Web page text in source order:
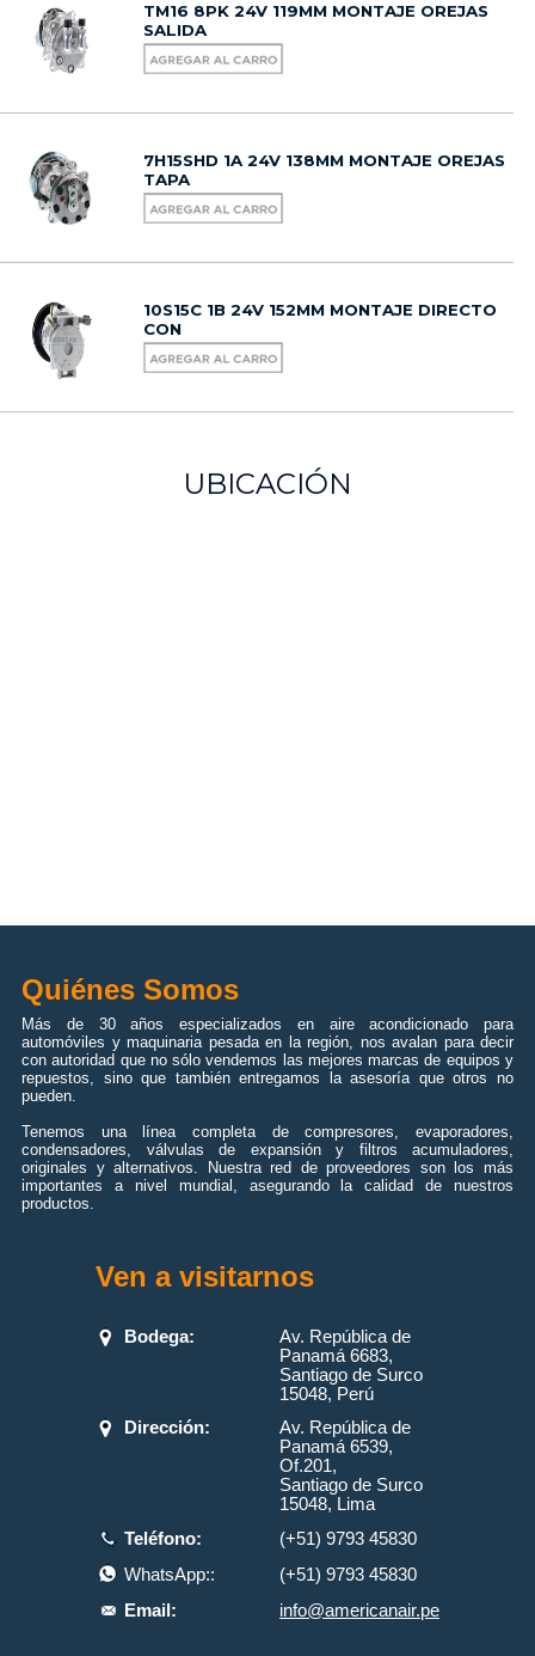
TM16 8PK 24V 119MM MONTAJE OREJAS
SALIDA
7H15SHD 1A 24V 138MM MONTAJE OREJAS
TAPA
10S15C 1B 24V 152MM MONTAJE DIRECTO
CON
UBICACIÓN
Quiénes Somos
Más de 30 años especializados en aire acondicionado para
automóviles y maquinaria pesada en la región, nos avalan para decir
con autoridad que no sólo vendemos las mejores marcas de equipos y
repuestos, sino que también entregamos la asesoría que otros no
pueden.
Tenemos una línea completa de compresores, evaporadores,
condensadores, válvulas de expansión y filtros acumuladores,
originales y alternativos. Nuestra red de proveedores son los más
importantes a nivel mundial, asegurando la calidad de nuestros
productos.
Ven a visitarnos
Bodega:
Av. República de
Panamá 6683,
Santiago de Surco
15048, Perú
Dirección:
Av. República de
Panamá 6539,
Of.201,
Santiago de Surco
15048, Lima
Teléfono:
(+51) 9793 45830
WhatsApp::
(+51) 9793 45830
Email:
info@americanair.pe